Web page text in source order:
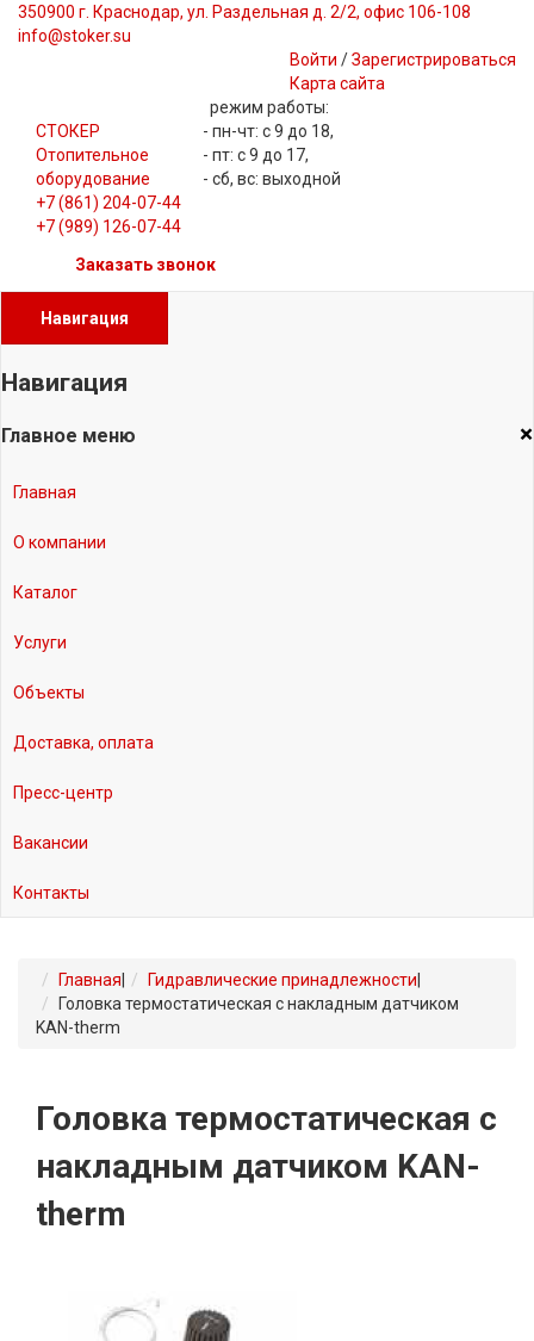
350900 г. Краснодар, ул. Раздельная д. 2/2, офис 106-108
info@stoker.su
Войти /Зарегистрироваться
Карта сайта
СТОКЕР
Отопительное
оборудование
режим работы:
- пн-чт: с 9 до 18,
- пт: с 9 до 17,
- сб, вс: выходной
+7 (861) 204-07-44
+7 (989) 126-07-44
Заказать звонок
Навигация
Навигация
×
Главное меню
Главная
О компании
Каталог
Услуги
Объекты
Доставка, оплата
Пресс-центр
Вакансии
Контакты
Главная Гидравлические принадлежности
Головка термостатическая с накладным датчиком
KAN-therm
Головка термостатическая с
накладным датчиком KAN-
therm